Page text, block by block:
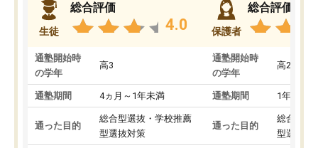
生徒
総合評価
4.0
通塾開始時
の学年
高3
通塾期間 4ヵ月～1年未満
通った目的
総合型選抜・学校推薦
型選抜対策
保護者
総合評価
通塾開始時
の学年
高2
通塾期間 1年以上
通った目的
総合型選
型選抜対